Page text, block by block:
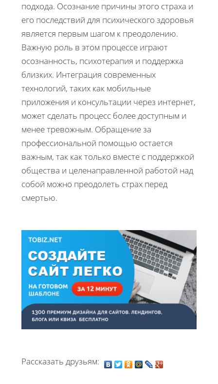
подхода. Осознание причины этого страха и
его последствий для психического здоровья
является первым шагом к преодолению.
Важную роль в этом процессе играют
осознанность, психотерапия и поддержка
близких. Интеграция современных
технологий, таких как мобильные
приложения и консультации через интернет,
может сделать процесс более доступным и
менее тревожным. Обращение за
профессиональной помощью остается
важным, так как только вместе с поддержкой
общества и целенаправленной работой над
собой можно преодолеть страх перед
смертью.
Рассказать друзьям: